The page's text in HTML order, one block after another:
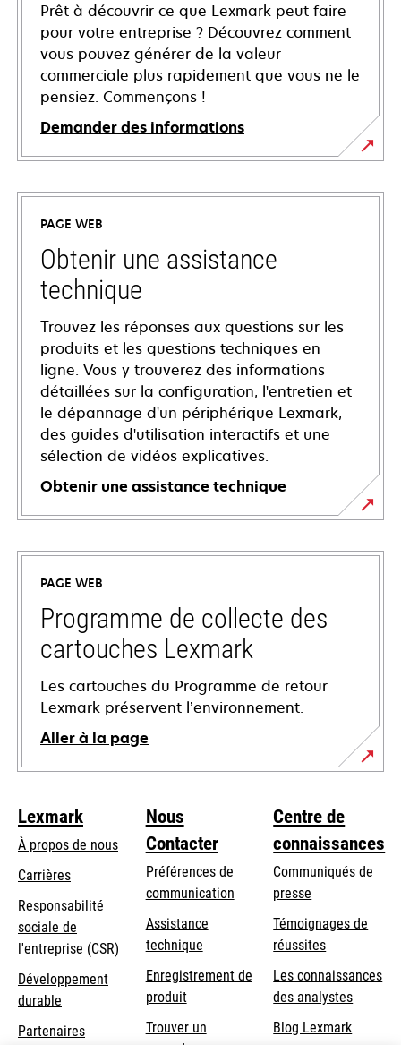
Prêt à découvrir ce que Lexmark peut faire
pour votre entreprise ? Découvrez comment
vous pouvez générer de la valeur
commerciale plus rapidement que vous ne le
pensiez. Commençons !
Demander des informations
PAGE WEB
Obtenir une assistance
technique
Trouvez les réponses aux questions sur les
produits et les questions techniques en
ligne. Vous y trouverez des informations
détaillées sur la configuration, l'entretien et
le dépannage d'un périphérique Lexmark,
des guides d'utilisation interactifs et une
sélection de vidéos explicatives.
Obtenir une assistance technique
s’ouvre
dans
nouvel
onglet
PAGE WEB
Programme de collecte des
cartouches Lexmark
Les cartouches du Programme de retour
Lexmark préservent l’environnement.
Aller à la page
Lexmark
À propos de nous
Carrières
s’ouvre
dans
un
nouvel
onglet
Responsabilité
sociale de
l'entreprise (CSR) s’ouvre
onglet
Développement
durable
Partenaires
Nous
Contacter
Préférences de
communication
s’ouvre
dans
un
nouvel
onglet
Assistance
techniques’ouvre
un
onglet
Enregistrement de
produit
Trouver un
Centre de
connaissances
Communiqués de
presse
Témoignages de
réussites
Les connaissances
des analystes
Blog Lexmark